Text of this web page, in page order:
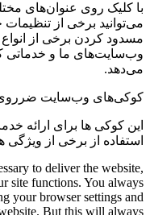
با کلیک روی عنوان‌های
می‌توانید برخی از تنظیمات
مسدود کردن برخی از
وب‌سایت‌های ما و خدماتی که
می‌دهد.
کوکی‌های وب‌سایت
این کوکی ها برای ارائه
استفاده از برخی از
to deliver the website,
site functions. You always
your browser settings and
But this will always